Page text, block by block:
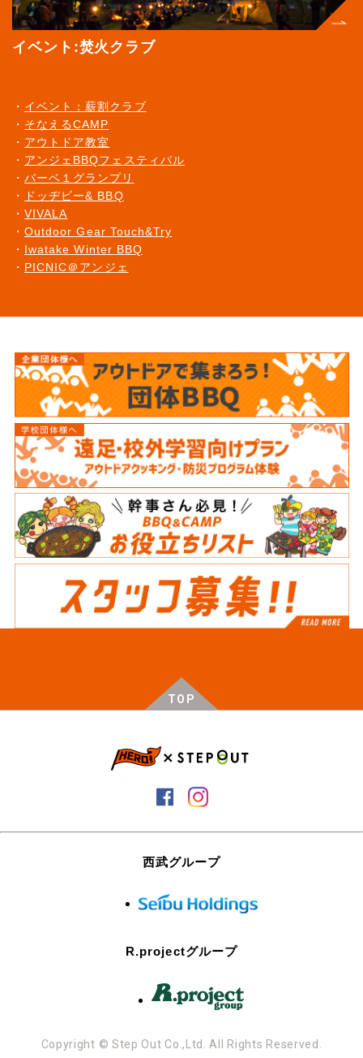
イベント:焚火クラブ
イベント：薪割クラブ
そなえるCAMP
アウトドア教室
アンジェBBQフェスティバル
バーベ１グランプリ
ドッヂビー& BBQ
VIVALA
Outdoor Gear Touch&Try
Iwatake Winter BBQ
PICNIC＠アンジェ
TOP
西武グループ
R.projectグループ
Copyright © Step Out Co.,Ltd. All Rights Reserved.